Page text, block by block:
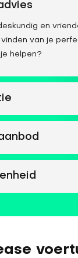
en
van je
helpen?